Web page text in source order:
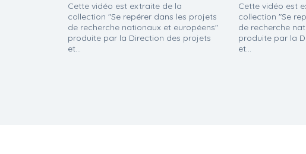
Cette vidéo est extraite de la
collection "Se repérer dans les projets
de recherche nationaux et européens"
produite par la Direction des projets
et...
Cette vidéo est
collection "Se
de recherche
produite par la
et...